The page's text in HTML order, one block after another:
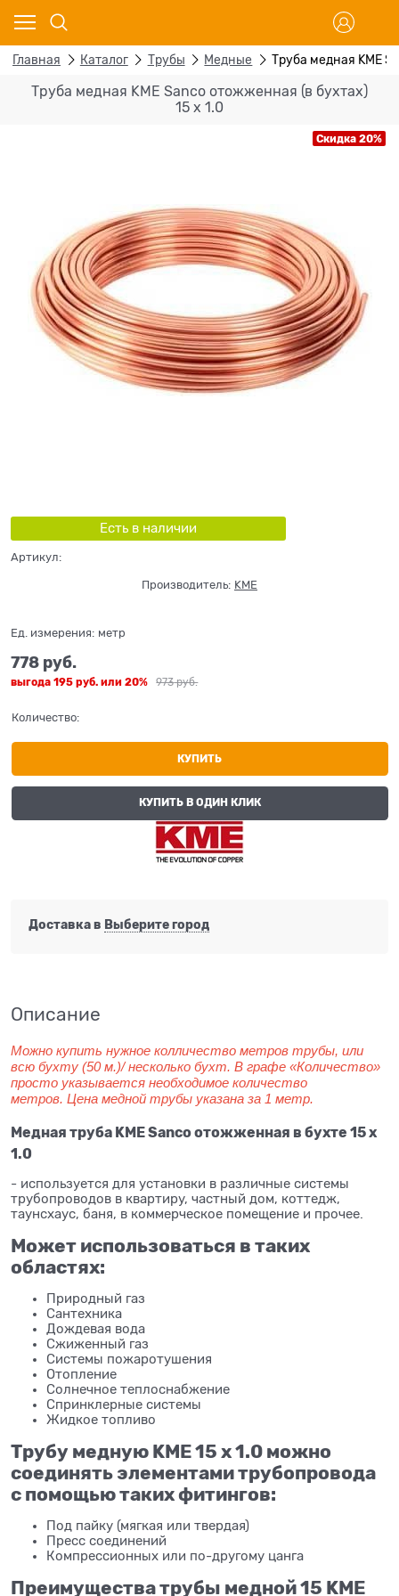
Главная Каталог Трубы Медные Труба медная KME
Труба медная KME Sanco отожженная (в бухтах)
15 x 1.0
Скидка 20%
Есть в наличии
Артикул:
Производитель: KME
Ед. измерения: метр
973 руб.
778 руб.
выгода 195 руб. или 20%
Количество:
КУПИТЬ
КУПИТЬ В ОДИН КЛИК
Доставка в Выберите город
Описание
Можно купить нужное колличество метров трубы, или
всю бухту (50 м.)/ несколько бухт. В графе «Количество»
просто указывается необходимое количество
метров. Цена медной трубы указана за 1 метр.
Медная труба KME Sanco отожженная в бухте 15 x
1.0
- используется для установки в различные системы
трубопроводов в квартиру, частный дом, коттедж,
таунсхаус, баня, в коммерческое помещение и прочее.
Может использоваться в таких
областях:
Природный газ
Сантехника
Дождевая вода
Сжиженный газ
Системы пожаротушения
Отопление
Солнечное теплоснабжение
Спринклерные системы
Жидкое топливо
Трубу медную KME 15 x 1.0 можно
соединять элементами трубопровода
с помощью таких фитингов:
Под пайку (мягкая или твердая)
Пресс соединений
Компрессионных или по-другому цанга
Преимущества трубы медной 15 KME